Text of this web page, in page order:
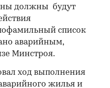
должны будут
список
аварийным,
Минстроя.
ход выполнения
жилья и